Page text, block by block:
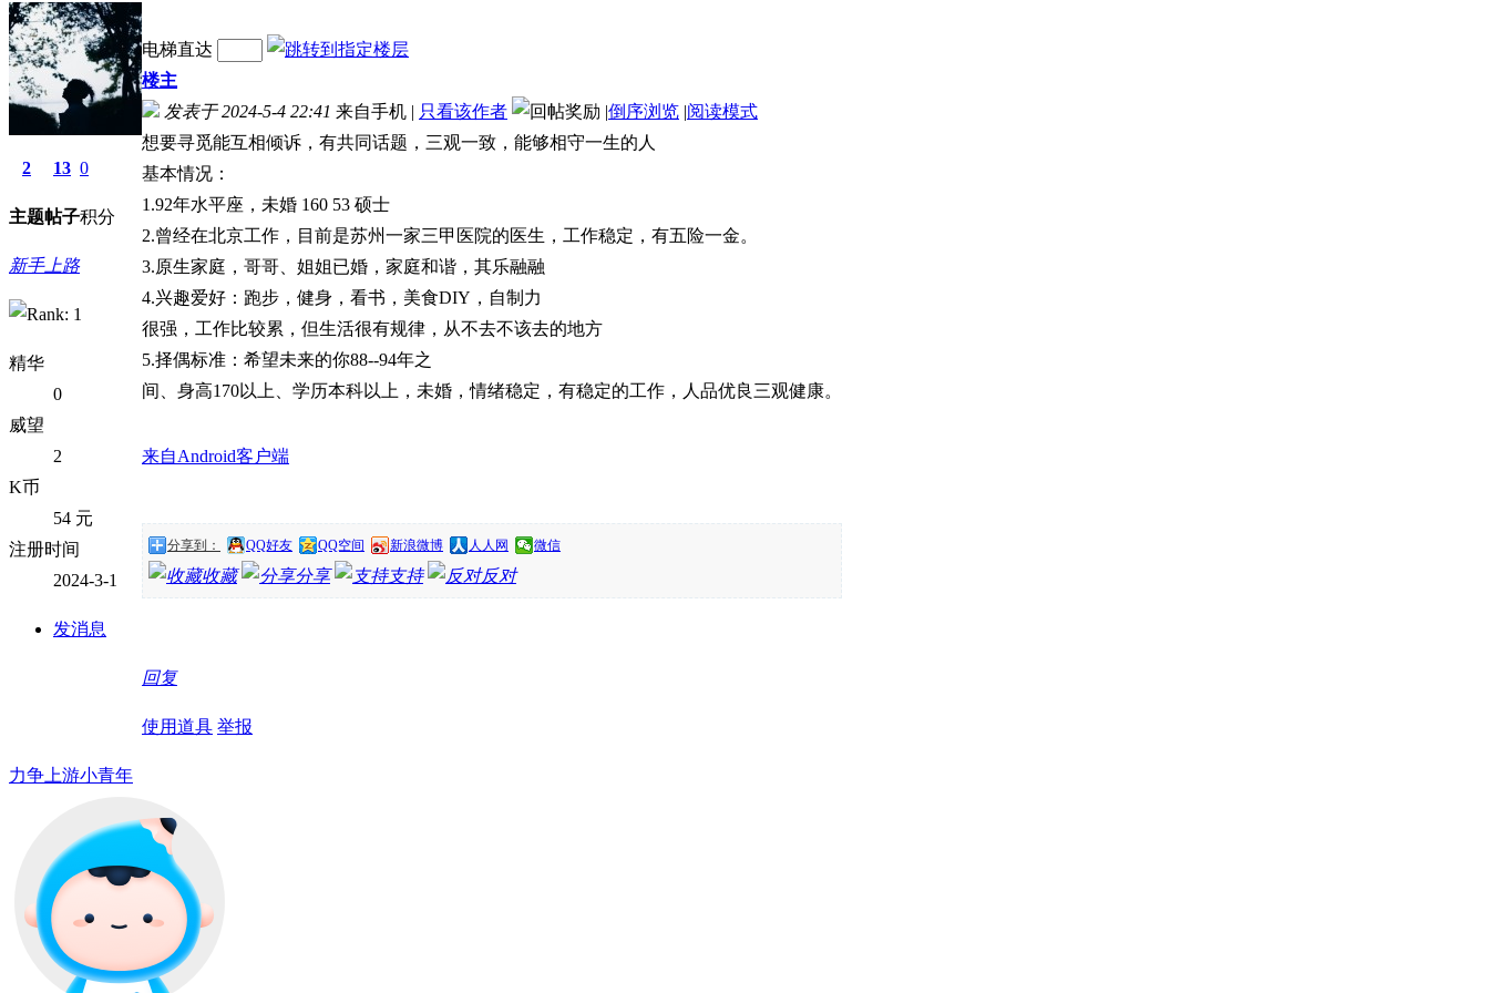
2
主题
13
帖子
0
积分
新手上路
精华
0
威望
2
K币
54 元
注册时间
2024-3-1
发消息
电梯直达
楼主
发表于 2024-5-4 22:41 来自手机 | 只看该作者 |倒序浏览 |阅读模式
想要寻觅能互相倾诉，有共同话题，三观一致，能够相守一生的人
基本情况：
1.92年水平座，未婚 160 53 硕士
2.曾经在北京工作，目前是苏州一家三甲医院的医生，工作稳定，有五险一金。
3.原生家庭，哥哥、姐姐已婚，家庭和谐，其乐融融
4.兴趣爱好：跑步，健身，看书，美食DIY，自制力
很强，工作比较累，但生活很有规律，从不去不该去的地方
5.择偶标准：希望未来的你88--94年之
间、身高170以上、学历本科以上，未婚，情绪稳定，有稳定的工作，人品优良三观健康。
来自Android客户端
分享到： QQ好友 QQ空间 新浪微博 人人网 微信
收藏 分享 支持 反对
回复
使用道具 举报
力争上游小青年